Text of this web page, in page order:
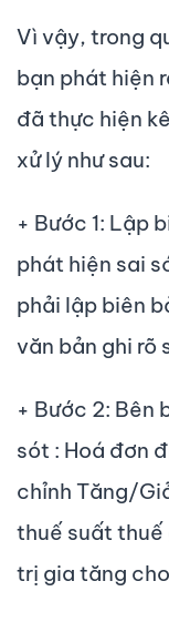
Vì vậy, trong
bạn phát hiện
đã thực hiện
xử lý như sau:
+ Bước 1: Lập
phát hiện sai
phải lập biên
văn bản ghi rõ
+ Bước 2: Bên
sót : Hoá đơn
chỉnh Tăng/
thuế suất
trị gia tăng